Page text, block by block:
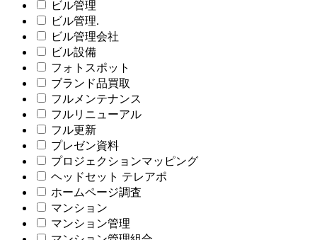
ビル管理
ビル管理.
ビル管理会社
ビル設備
フォトスポット
ブランド品買取
フルメンテナンス
フルリニューアル
フル更新
プレゼン資料
プロジェクションマッピング
ヘッドセット テレアポ
ホームページ調査
マンション
マンション管理